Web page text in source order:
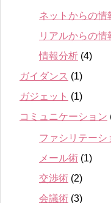
ネットからの情
リアルからの情
情報分析 (4)
ガイダンス (1)
ガジェット (1)
コミュニケーション
ファシリテーシ
メール術 (1)
交渉術 (2)
会議術 (3)